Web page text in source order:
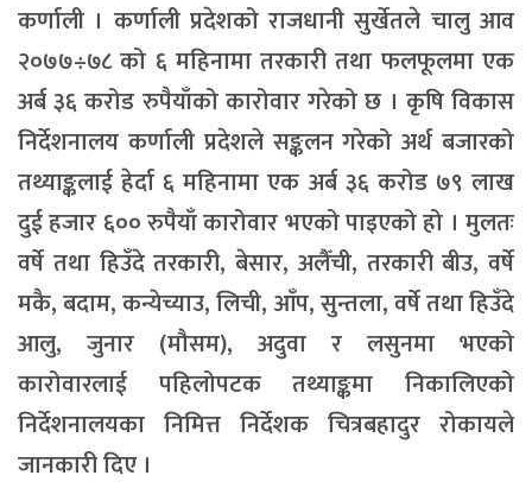
कर्णाली । कर्णाली प्रदेशको राजधानी सुर्खेतले चालु आव
२०७७÷७८ को ६ महिनामा तरकारी तथा फलफूलमा एक
अर्ब ३६ करोड रुपैयाँको कारोवार गरेको छ । कृषि विकास
निर्देशनालय कर्णाली प्रदेशले सङ्कलन गरेको अर्थ बजारको
तथ्याङ्कलाई हेर्दा ६ महिनामा एक अर्ब ३६ करोड ७९ लाख
दुई हजार ६०० रुपैयाँ कारोवार भएको पाइएको हो । मुलतः
वर्षे तथा हिउँदे तरकारी, बेसार, अलैँची, तरकारी बीउ, वर्षे
मकै, बदाम, कन्येच्याउ, लिची, आँप, सुन्तला, वर्षे तथा हिउँदे
आलु, जुनार (मौसम), अदुवा र लसुनमा भएको
कारोवारलाई पहिलोपटक तथ्याङ्कमा निकालिएको
निर्देशनालयका निमित्त निर्देशक चित्रबहादुर रोकायले
जानकारी दिए ।